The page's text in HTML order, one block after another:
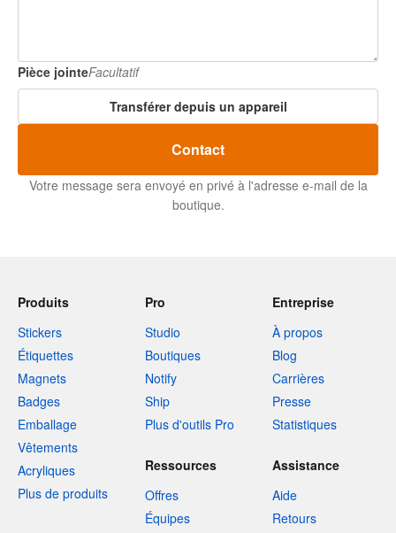
Pièce jointeFacultatif
Transférer depuis un appareil
Contact
Votre message sera envoyé en privé à l'adresse e-mail de la
boutique.
Produits
Stickers
Étiquettes
Magnets
Badges
Emballage
Vêtements
Acryliques
Plus de produits
Pro
Studio
Boutiques
Notify
Ship
Plus d'outils Pro
Entreprise
À propos
Blog
Carrières
Presse
Statistiques
Ressources
Offres
Équipes
Assistance
Aide
Retours